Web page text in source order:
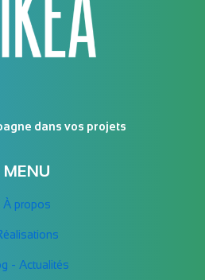
dans vos projets
MENU
À propos
- Actualités